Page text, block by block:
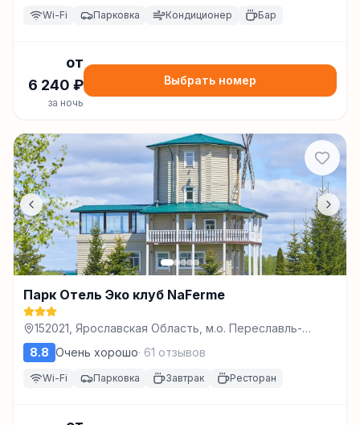
Wi-Fi Парковка Кондиционер Бар
от
6 240 ₽
за ночь
Выбрать номер
Парк Отель Эко клуб NaFerme
152021, Ярославская Область, м.о. Переславль-
Залесский, д Веслево, ул Верхняя Плещеевская, д.
6, Переславль-Залесский
8.8 Очень хорошо· 61 отзывов
Wi-Fi Парковка Завтрак Ресторан